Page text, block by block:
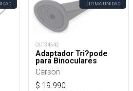
ÚLTIMA UNIDAD
OUT34542
Adaptador Tri?pode
para Binoculares
Carson
$ 19.990